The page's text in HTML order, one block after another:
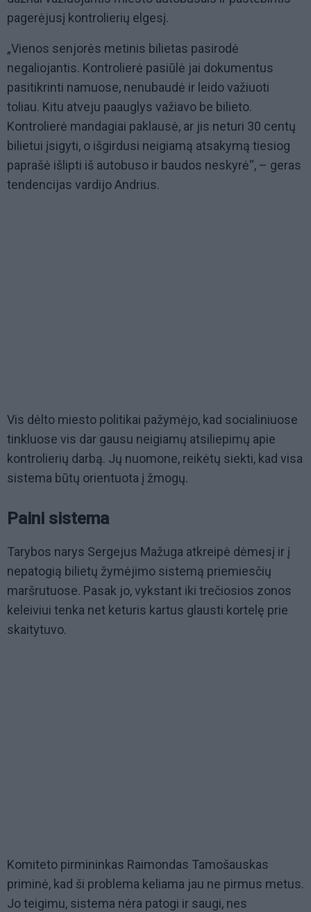
pagerėjusį kontrolierių elgesį.
„Vienos senjorės metinis bilietas pasirodė
negaliojantis. Kontrolierė pasiūlė jai dokumentus
pasitikrinti namuose, nenubaudė ir leido važiuoti
toliau. Kitu atveju paauglys važiavo be bilieto.
Kontrolierė mandagiai paklausė, ar jis neturi 30 centų
bilietui įsigyti, o išgirdusi neigiamą atsakymą tiesiog
paprašė išlipti iš autobuso ir baudos neskyrė“, – geras
tendencijas vardijo Andrius.
Vis dėlto miesto politikai pažymėjo, kad socialiniuose
tinkluose vis dar gausu neigiamų atsiliepimų apie
kontrolierių darbą. Jų nuomone, reikėtų siekti, kad visa
sistema būtų orientuota į žmogų.
Paini sistema
Tarybos narys Sergejus Mažuga atkreipė dėmesį ir į
nepatogią bilietų žymėjimo sistemą priemiesčių
maršrutuose. Pasak jo, vykstant iki trečiosios zonos
keleiviui tenka net keturis kartus glausti kortelę prie
skaitytuvo.
Komiteto pirmininkas Raimondas Tamošauskas
priminė, kad ši problema keliama jau ne pirmus metus.
Jo teigimu, sistema nėra patogi ir saugi, nes